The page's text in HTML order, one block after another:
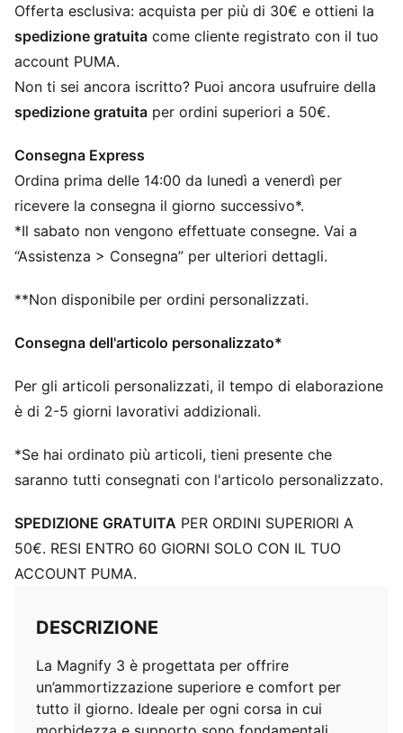
CARATTERISTICHE + VANTAGGI
TRASPIRABILITÀ: Materiale in maglia di qualità
superiore progettato per garantire traspirabilità ed
durata e tenuta
NITROFOAM™: Innovativa tecnologia di schiuma infusa
per fornire il massimo ritorno di energia
PUMAGRIP: La suola è realizzata con una mescola di
gomma resistente per una trazione su più superfici
La tomaia delle scarpe è realizzata con almeno il 30%
di materiali riciclati.
Vestibilità: Regolare
Tipo di punta: Rotonda
Fibbia: Lacci
Tipo di tacco: Tacco piatto
Dislivello tra tallone e punta: 10 mm
Altezza dello stack: 40 mm / 30 mm
Peso (per la taglia 42): 260 g
Offerta esclusiva: acquista per più di 30€ e ottieni la
spedizione gratuita come cliente registrato con il tuo
account PUMA.
Non ti sei ancora iscritto? Puoi ancora usufruire della
spedizione gratuita per ordini superiori a 50€.
Consegna Express
Ordina prima delle 14:00 da lunedì a venerdì per
ricevere la consegna il giorno successivo*.
*Il sabato non vengono effettuate consegne. Vai a
“Assistenza > Consegna” per ulteriori dettagli.
**Non disponibile per ordini personalizzati.
Consegna dell'articolo personalizzato*
Per gli articoli personalizzati, il tempo di elaborazione
è di 2-5 giorni lavorativi addizionali.
*Se hai ordinato più articoli, tieni presente che
saranno tutti consegnati con l'articolo personalizzato.
SPEDIZIONE GRATUITA PER ORDINI SUPERIORI A
50€. RESI ENTRO 60 GIORNI SOLO CON IL TUO
ACCOUNT PUMA.
DESCRIZIONE
La Magnify 3 è progettata per offrire
un’ammortizzazione superiore e comfort per
tutto il giorno. Ideale per ogni corsa in cui